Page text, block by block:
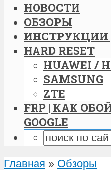
НОВОСТИ
ОБЗОРЫ
ИНСТРУКЦИИ |
HARD RESET
HUAWEI /
SAMSUNG
ZTE
FRP | КАК
GOOGLE
Главная » Обзоры